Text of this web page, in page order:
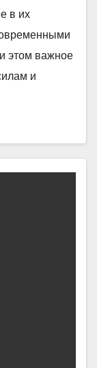
в их
этом важное
и